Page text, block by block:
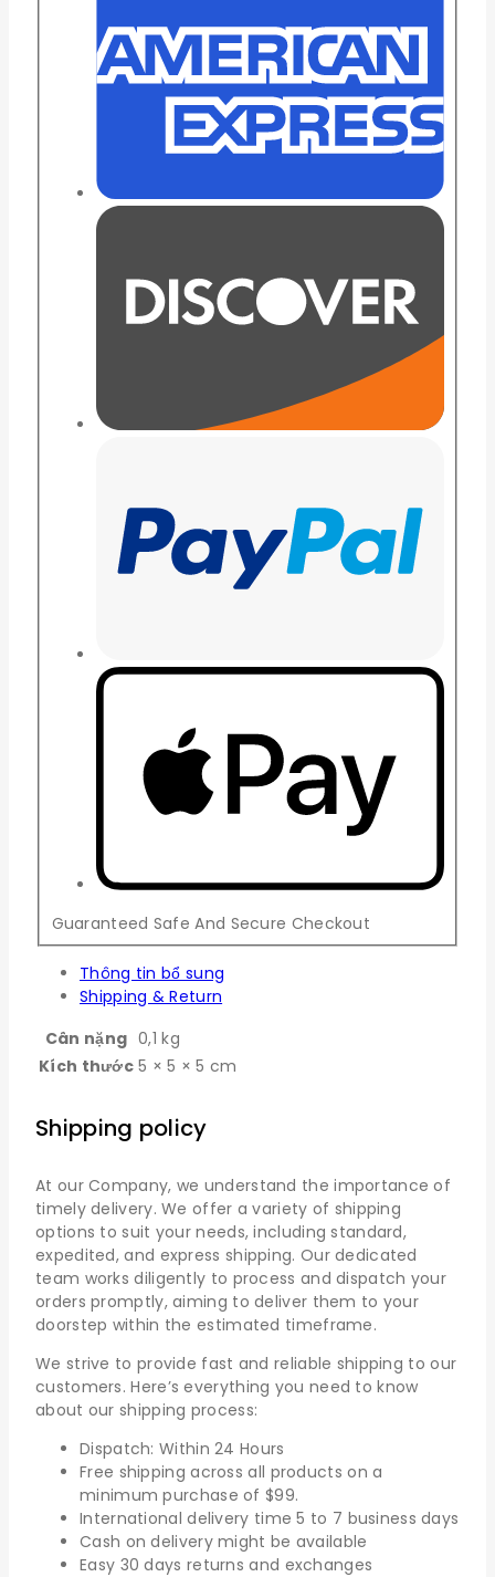
Guaranteed Safe And Secure Checkout
Thông tin bổ sung
Shipping & Return
Cân nặng 0,1 kg
Kích thước 5 × 5 × 5 cm
Shipping policy
At our Company, we understand the importance of
timely delivery. We offer a variety of shipping
options to suit your needs, including standard,
expedited, and express shipping. Our dedicated
team works diligently to process and dispatch your
orders promptly, aiming to deliver them to your
doorstep within the estimated timeframe.
We strive to provide fast and reliable shipping to our
customers. Here’s everything you need to know
about our shipping process:
Dispatch: Within 24 Hours
Free shipping across all products on a
minimum purchase of $99.
International delivery time 5 to 7 business days
Cash on delivery might be available
Easy 30 days returns and exchanges